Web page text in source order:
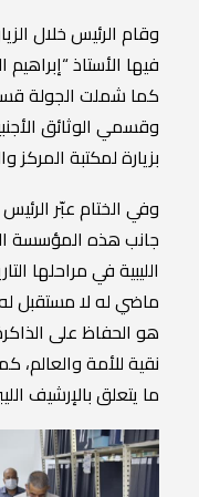
وقام الرئيسخلال
فيها الأستاذ“إبراهيم
كما شملت الجولة
وقسمي الوثائق
بزيارةلمكتبة المركز
وفي الختامعبّر الرئيس
جانبهذه المؤسسة
الليبيةفيمراحلها
ماضيلهلامستقبل
هو الحفاظعلى
نقيةللأمةوالعالم،
ما يتعلقبالإرشيف